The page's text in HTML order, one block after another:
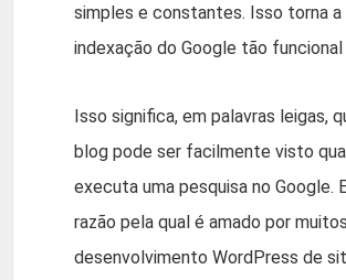
simples e constantes. Isso torna a
indexação do Google tão
Isso significa, em palavras leigas,
blog pode ser facilmente visto
executa uma pesquisa no Google.
razão pela qual é amado por
desenvolvimento WordPress de